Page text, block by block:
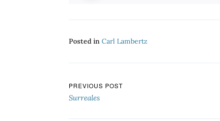
Posted in Carl Lambertz
Beitragsnavigation
PREVIOUS POST
Surreales